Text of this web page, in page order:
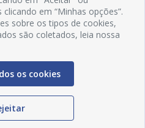
Sociais
em “Minhas opções”.
sobre os tipos de cookies,
são coletados, leia nossa
os cookies